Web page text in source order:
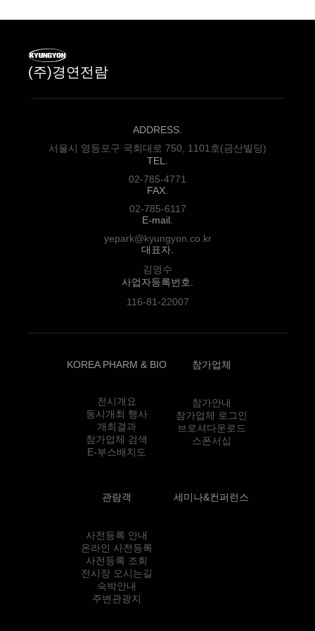
(주)경연전람
ADDRESS.
서울시 영등포구 국회대로 750, 1101호(금산빌딩)
TEL.
02-785-4771
FAX.
02-785-6117
E-mail.
yepark@kyungyon.co.kr
대표자.
김영수
사업자등록번호.
116-81-22007
KOREA PHARM & BIO
전시개요
동시개최 행사
개최결과
참가업체 검색
E-부스배치도
참가업체
참가안내
참가업체 로그인
브로셔다운로드
스폰서십
관람객
사전등록 안내
온라인 사전등록
사전등록 조회
전시장 오시는길
숙박안내
주변관광지
세미나&컨퍼런스